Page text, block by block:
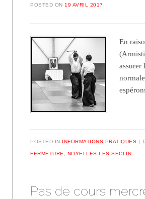
POSTED ON 19 AVRIL 2017
En
assurer
POSTED IN INFORMATIONS PRATIQUES
FERMETURE NOYELLES LES SECLIN
Pas de cours